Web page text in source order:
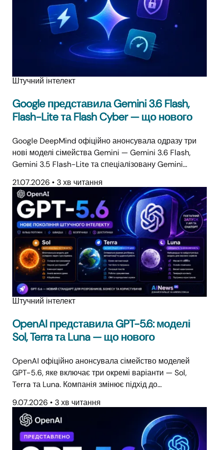
Штучний інтелект
Google представила Gemini 3.6 Flash,
Flash-Lite та Flash Cyber — що нового
Google DeepMind офіційно анонсувала одразу три
нові моделі сімейства Gemini — Gemini 3.6 Flash,
Gemini 3.5 Flash-Lite та спеціалізовану Gemini…
21.07.2026 • 3 хв читання
Штучний інтелект
OpenAI представила GPT-5.6: моделі
Sol, Terra та Luna — що нового
OpenAI офіційно анонсувала сімейство моделей
GPT-5.6, яке включає три окремі варіанти — Sol,
Terra та Luna. Компанія змінює підхід до…
9.07.2026 • 3 хв читання